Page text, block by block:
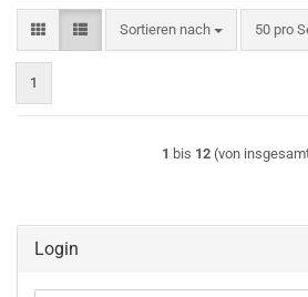
Sortieren nach
Sortieren nach 50 pro
pro Seite
1
1 bis 12 (von
Login